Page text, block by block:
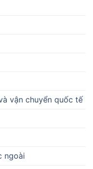
vận chuyển quốc tế
ngoài